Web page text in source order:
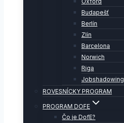
Budapešť
Berlín
Zlín
Barcelona
Norwich
Riga
Jobshadowing
ROVESNÍCKY PROGRAM
PROGRAM DOFE
Čo je DofE?